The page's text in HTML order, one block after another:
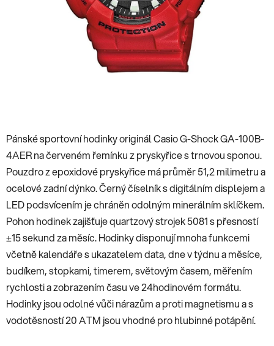
Pánské sportovní hodinky originál Casio G-Shock GA-100B-
4AER na červeném řemínku z pryskyřice s trnovou sponou.
Pouzdro z epoxidové pryskyřice má průměr 51,2 milimetru a
ocelové zadní dýnko. Černý číselník s digitálním displejem a
LED podsvícením je chráněn odolným minerálním sklíčkem.
Pohon hodinek zajišťuje quartzový strojek 5081 s přesností
±15 sekund za měsíc. Hodinky disponují mnoha funkcemi
včetně kalendáře s ukazatelem data, dne v týdnu a měsíce,
budíkem, stopkami, timerem, světovým časem, měřením
rychlosti a zobrazením času ve 24hodinovém formátu.
Hodinky jsou odolné vůči nárazům a proti magnetismu a s
vodotěsností 20 ATM jsou vhodné pro hlubinné potápění.